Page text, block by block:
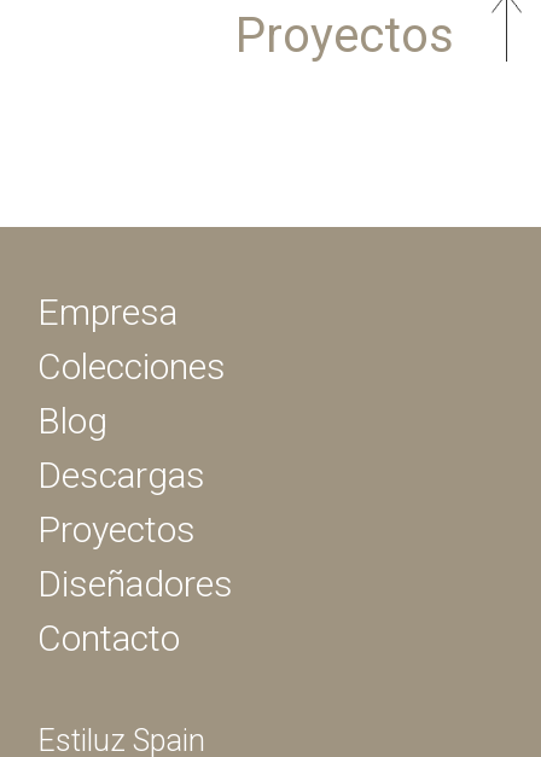
Proyectos
Empresa
Colecciones
Blog
Descargas
Proyectos
Diseñadores
Contacto
Estiluz Spain